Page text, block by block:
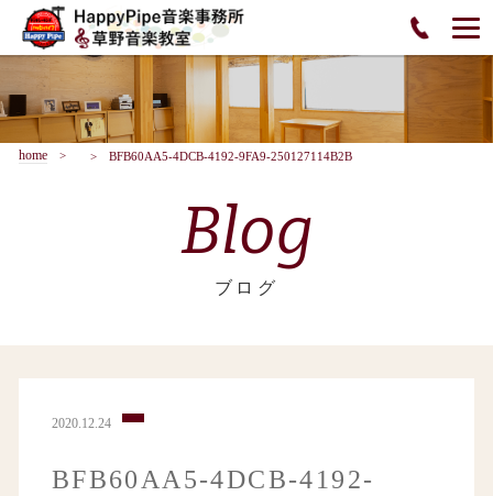
home BFB60AA5-4DCB-4192-9FA9-250127114B2B
Blog
ブログ
2020.12.24
BFB60AA5-4DCB-4192-